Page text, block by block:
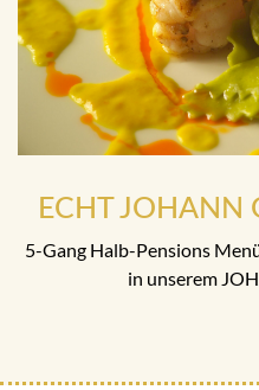
ECHT JOHANN
5-Gang Halb-Pensions
in unserem